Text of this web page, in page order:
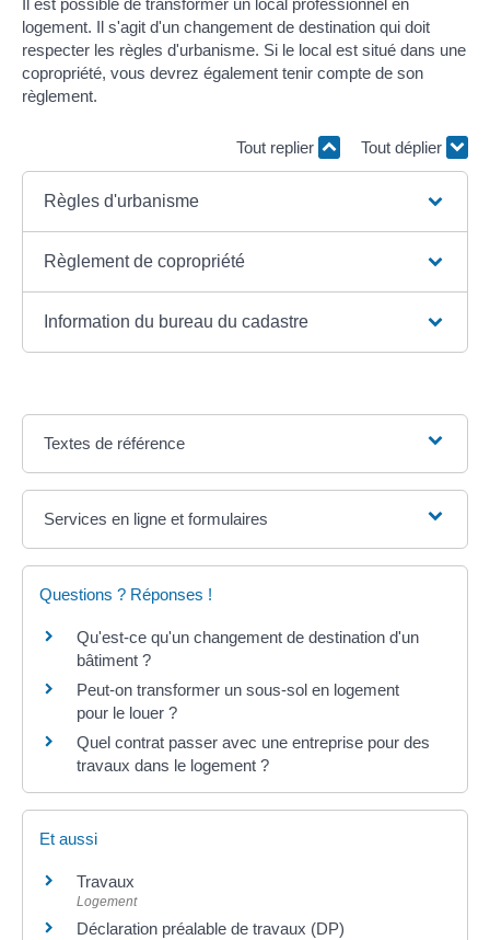
logement. Il s'agit d'un changement de destination qui doit
respecter les règles d'urbanisme. Si le local est situé dans une
copropriété, vous devrez également tenir compte de son
règlement.
Tout replier Tout déplier
Règles d'urbanisme
Règlement de copropriété
Information du bureau du cadastre
Textes de référence
Services en ligne et formulaires
Questions ? Réponses !
Qu'est-ce qu'un changement de destination d'un
bâtiment ?
Peut-on transformer un sous-sol en logement
pour le louer ?
Quel contrat passer avec une entreprise pour des
travaux dans le logement ?
Et aussi
Travaux
Logement
Déclaration préalable de travaux (DP)